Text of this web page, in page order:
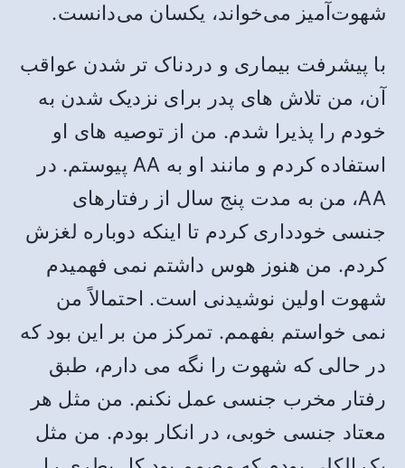
شهوت‌آمیز می‌خواند، یکسان می‌دانست.
با پیشرفت بیماری و دردناک تر شدن عواقب
آن، من تلاش های پدر برای نزدیک شدن به
خودم را پذیرا شدم. من از توصیه های او
استفاده کردم و مانند او به AA پیوستم. در
AA، من به مدت پنج سال از رفتارهای
جنسی خودداری کردم تا اینکه دوباره لغزش
کردم. من هنوز هوس داشتم نمی فهمیدم
شهوت اولین نوشیدنی است. احتمالاً من
نمی خواستم بفهمم. تمرکز من بر این بود که
در حالی که شهوت را نگه می دارم، طبق
رفتار مخرب جنسی عمل نکنم. من مثل هر
معتاد جنسی خوبی، در انکار بودم. من مثل